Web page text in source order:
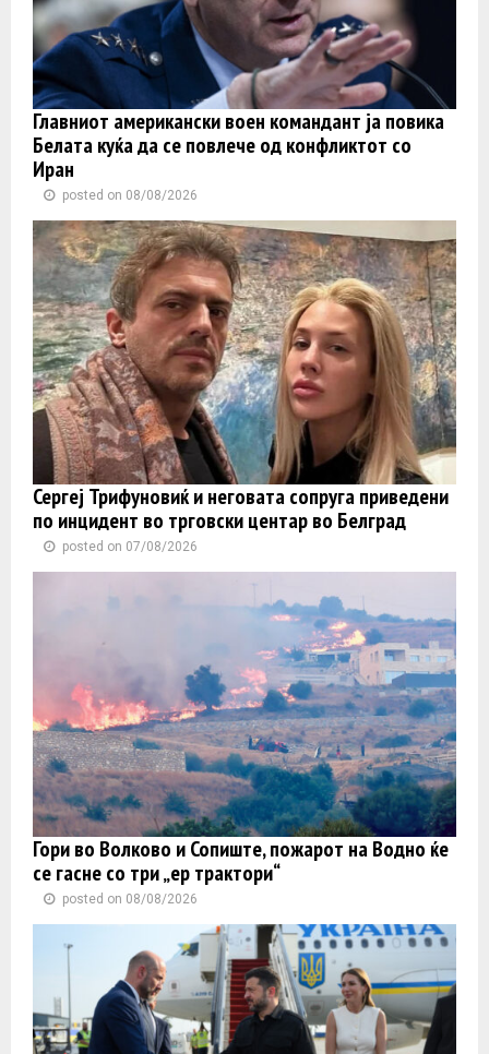
Главниот американски воен командант ја повика
Белата куќа да се повлече од конфликтот со
Иран
posted on 08/08/2026
Сергеј Трифуновиќ и неговата сопруга приведени
по инцидент во трговски центар во Белград
posted on 07/08/2026
Гори во Волково и Сопиште, пожарот на Водно ќе
се гасне со три „ер трактори“
posted on 08/08/2026